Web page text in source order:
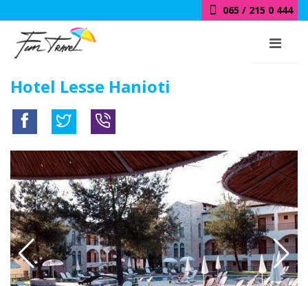
065 / 215 0 444
Hotel Lesse Hanioti